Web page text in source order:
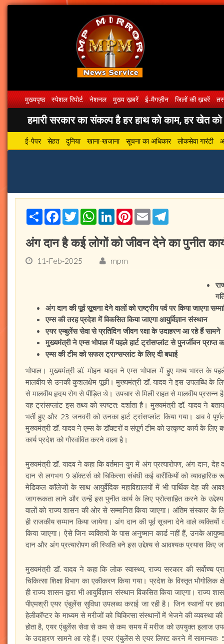
मुख्यपृष्ठ स्पेशल रिपोर्ट नेशनल मुख्य ख़बरें ई-मैगज़ीन जिलों की ख़बरें
हमारी सरकार का संकल्प है हर हाथ को काम, हर खेत को
ई-पेपर सेहत दुनिया खाना-खजाना सूचना का अधिकार लोकसेवा गारंटी
ShareFacebook
TwitterWhatsApp
LinkedInPinterest
Email
अंग दान है कई लोगों को जीवन देने का पुनीत
11-Feb-2025 mpm
अंग दान की पूर्व सूचना देने वालों को राष्ट्रीय पर्व पर किया जाएगा
एम्स की तरह प्रदेश में विकसित किया जाएगा आयुर्विज्ञान संस्थान
एयर एम्बुलेंस सेवा से प्रतिदिन जीवन रक्षा के उदाहरण आ रहे हैं सामने
मुख्यमंत्री ने एम्स भोपाल में पहले हार्ट ट्रांसप्लांट से पुनर्जीवन
एम्स की टीम को सफल ट्रान्सप्लांट के लिए दी बधाई
भोपाल। मुख्यमंत्री डॉ. मोहन यादव ने एम्स भोपाल में हुए मध्य भारत के
मालवीय से उनकी कुशलक्षेम पूछी। मुख्यमंत्री डॉ. यादव ने इस उपलब्धि के
से मालवीय हृदय रोग से पीड़ित थे। उपचार से मिली राहत से मालवीय
यह ट्रांसप्लांट इस तथ्य को स्पष्टत: दर्शाता है। मुख्यमंत्री डॉ. यादव ने
भर्ती हुए और 23 जनवरी को उनका हार्ट ट्रांसप्लांट किया गया। अब वे
मुख्यमंत्री डॉ. यादव ने एम्स के डॉक्टरों व संपूर्ण टीम को उत्कृष्ट कार्य के लिए
कार्य प्रदेश को गौरवांवित करने वाला है।
मुख्यमंत्री डॉ. यादव ने कहा कि वर्तमान युग में अंग प्रत्यारोपण, अंग दान,
दान से लगभग 9 डॉक्टर्स को चिकित्सा संबंधी कई बारीकियों को
मेडिकल कॉलेजों के साथ आयुर्वेदिक महाविद्यालयों में भी पार्थिक देह की
जागरूकता लाने और उन्हें इस पुनीत कार्य के लिए प्रोत्साहित करने के
वालों को राज्य शासन की ओर से सम्मानित किया जाएगा। अंतिम संस्कार के
ही राजकीय सम्मान किया जायेगा। अंग दान की पूर्व सूचना देने वाले
किया जाएगा। ऐसे जिन व्यक्तियों के पास अनुष्मान कार्ड नहीं हैं, उनके
दान और अंग प्रत्यारोपण की स्थिति बने इस उद्देश्य से आवश्यक प्रयास किए
मुख्यमंत्री डॉ. यादव ने कहा कि लोक स्वास्थ्य, राज्य सरकार की सर्वोच्च
चिकित्सा शिक्षा विभाग का एकीकरण किया गया। प्रदेश के विस्तृत
ही राज्य शासन द्वारा भी आयुर्विज्ञान संस्थान विकसित किया जाएगा। राज्य
पीएमश्री एयर एंबुलेंस सुविधा उपलब्ध कराई जा रही है। जिन स्थानों पर
हेलीकॉप्टर के माध्यम से मरीजों को चिकित्सा संस्थानों में भेजने की व्यवस्था
होता है, एयर एंबुलेंस सेवा से कम से कम समय में मरीज को उपयुक्त इलाज
के उदाहरण सामने आ रहे हैं। एयर एंबुलेंस से एयर लिफ्ट करने में सामान्यतः 5